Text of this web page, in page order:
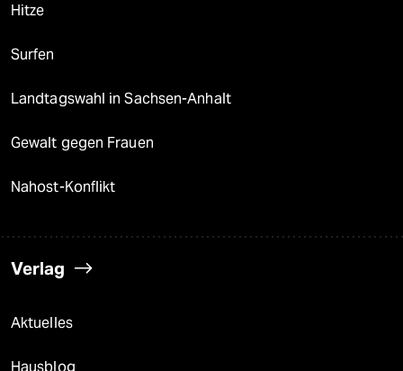
Hitze
Surfen
Landtagswahl in Sachsen-Anhalt
Gewalt gegen Frauen
Nahost-Konflikt
Verlag
Aktuelles
Hausblog